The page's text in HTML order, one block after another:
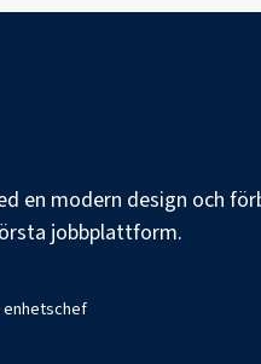
en modern design och
jobbplattform.
enhetschef